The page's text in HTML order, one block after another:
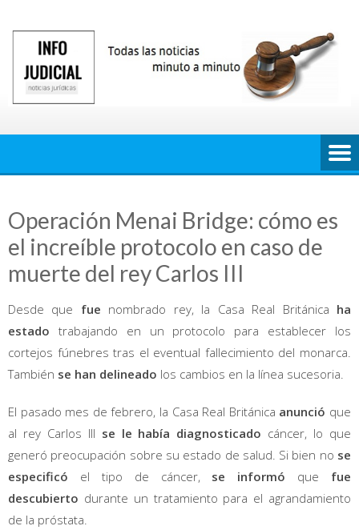
contenido
Operación Menai Bridge: cómo es
el increíble protocolo en caso de
muerte del rey Carlos III
Desde que fue nombrado rey, la Casa Real Británica ha
estado trabajando en un protocolo para establecer los
cortejos fúnebres tras el eventual fallecimiento del monarca.
También se han delineado los cambios en la línea sucesoria.
El pasado mes de febrero, la Casa Real Británica anunció que
al rey Carlos III se le había diagnosticado cáncer, lo que
generó preocupación sobre su estado de salud. Si bien no se
especificó el tipo de cáncer, se informó que fue
descubierto durante un tratamiento para el agrandamiento
de la próstata.